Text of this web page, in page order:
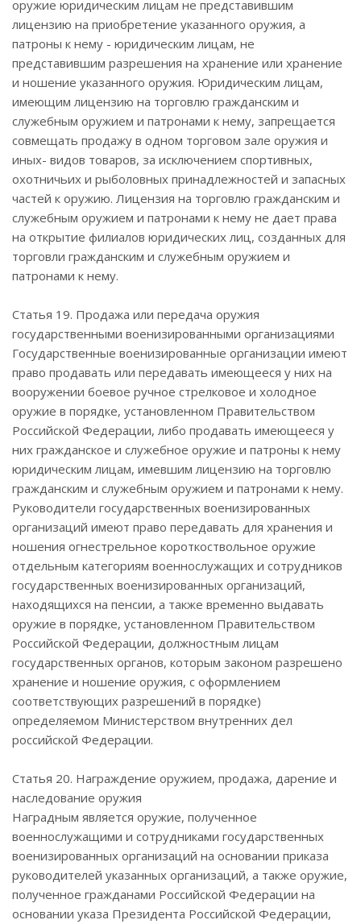
оружие юридическим лицам не представившим
лицензию на приобретение указанного оружия, а
патроны к нему - юридическим лицам, не
представившим разрешения на хранение или хранение
и ношение указанного оружия. Юридическим лицам,
имеющим лицензию на торговлю гражданским и
служебным оружием и патронами к нему, запрещается
совмещать продажу в одном торговом зале оружия и
иных- видов товаров, за исключением спортивных,
охотничьих и рыболовных принадлежностей и запасных
частей к оружию. Лицензия на торговлю гражданским и
служебным оружием и патронами к нему не дает права
на открытие филиалов юридических лиц, созданных для
торговли гражданским и служебным оружием и
патронами к нему.
Статья 19. Продажа или передача оружия
государственными военизированными организациями
Государственные военизированные организации имеют
право продавать или передавать имеющееся у них на
вооружении боевое ручное стрелковое и холодное
оружие в порядке, установленном Правительством
Российской Федерации, либо продавать имеющееся у
них гражданское и служебное оружие и патроны к нему
юридическим лицам, имевшим лицензию на торговлю
гражданским и служебным оружием и патронами к нему.
Руководители государственных военизированных
организаций имеют право передавать для хранения и
ношения огнестрельное короткоствольное оружие
отдельным категориям военнослужащих и сотрудников
государственных военизированных организаций,
находящихся на пенсии, а также временно выдавать
оружие в порядке, установленном Правительством
Российской Федерации, должностным лицам
государственных органов, которым законом разрешено
хранение и ношение оружия, с оформлением
соответствующих разрешений в порядке)
определяемом Министерством внутренних дел
российской Федерации.
Статья 20. Награждение оружием, продажа, дарение и
наследование оружия
Наградным является оружие, полученное
военнослужащими и сотрудниками государственных
военизированных организаций на основании приказа
руководителей указанных организаций, а также оружие,
полученное гражданами Российской Федерации на
основании указа Президента Российской Федерации,